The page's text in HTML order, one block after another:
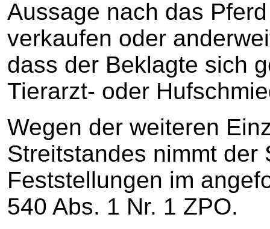
Aussage nach das
verkaufen oder
dass der Beklagte sich
Tierarzt- oder
Wegen der weiteren
Streitstandes nimmt
Feststellungen im
540 Abs. 1 Nr. 1 ZPO.